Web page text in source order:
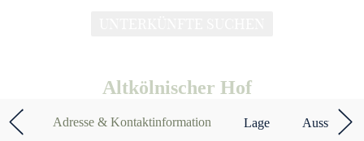
Altkölnischer Hof
Adresse & Kontaktinformation Lage